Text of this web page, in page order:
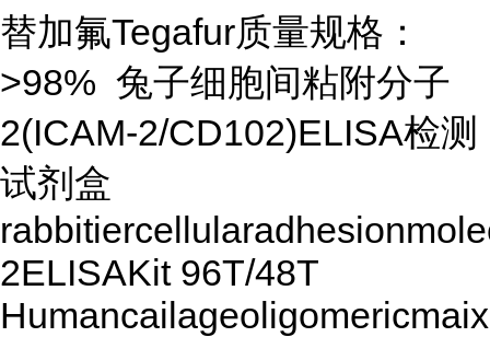
替加氟Tegafur质量规格：
>98% 兔子细胞间粘附分子
2(ICAM-2/CD102)ELISA检测
试剂盒
2ELISAKit 96T/48T